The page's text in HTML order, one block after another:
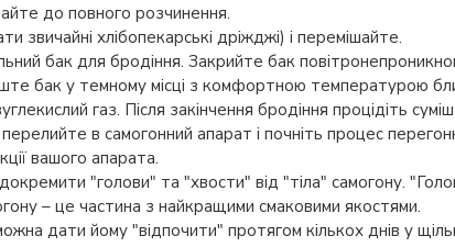
до повного розчинення.
хлібопекарські дріжджі) і перемішайте.
бак для бродіння. Закрийте бак
бак у темному місці з комфортною температурою
газ. Після закінчення бродіння процідіть
в самогонний апарат і почніть процес
вашого апарата.
"голови" та "хвости" від "тіла" самогону.
– це частина з найкращими смаковими якостями.
дати йому "відпочити" протягом кількох днів у